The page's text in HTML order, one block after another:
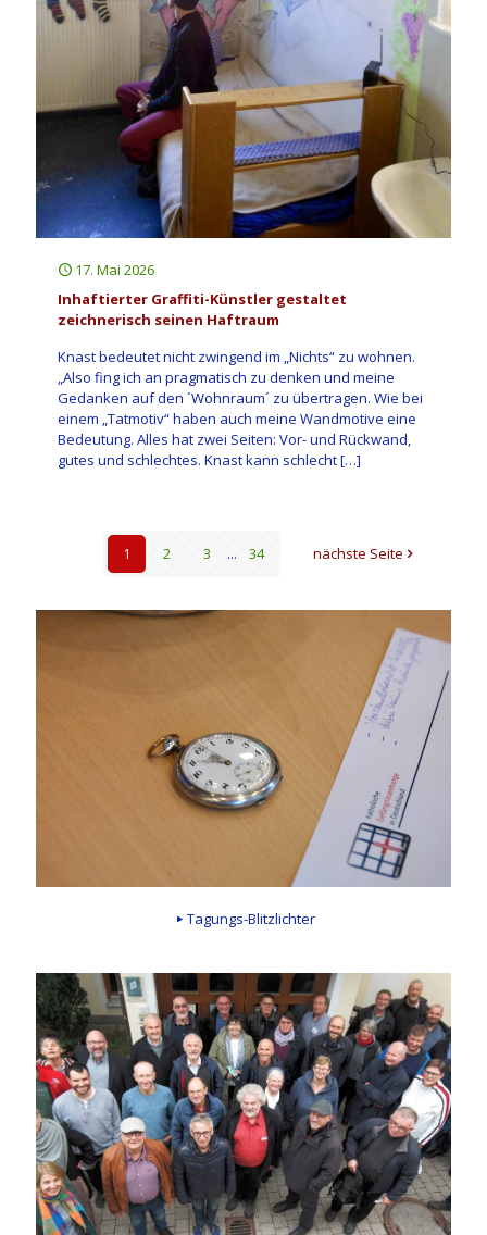
17. Mai 2026
Inhaftierter Graffiti-Künstler gestaltet
zeichnerisch seinen Haftraum
Knast bedeutet nicht zwingend im „Nichts“ zu wohnen.
„Also fing ich an pragmatisch zu denken und meine
Gedanken auf den ´Wohnraum´ zu übertragen. Wie bei
einem „Tatmotiv“ haben auch meine Wandmotive eine
Bedeutung. Alles hat zwei Seiten: Vor- und Rückwand,
gutes und schlechtes. Knast kann schlecht[…]
1 2 3 ... 34 nächste Seite
Tagungs-Blitzlichter